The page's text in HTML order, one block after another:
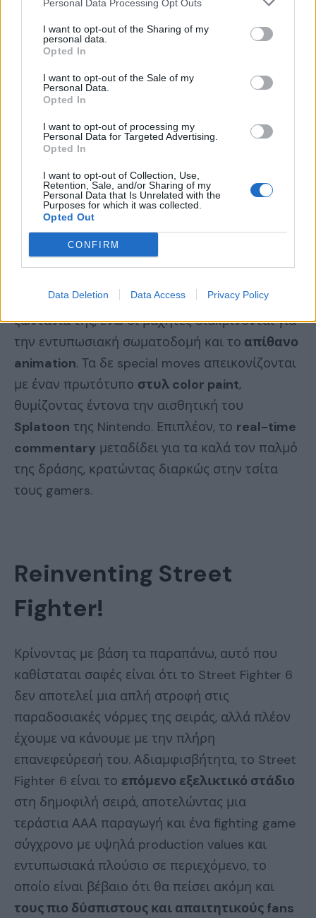
Personal Data Processing Opt Outs
I want to opt-out of the Sharing of my
personal data.
Opted In
I want to opt-out of the Sale of my
Personal Data.
Opted In
I want to opt-out of processing my
Personal Data for Targeted Advertising.
Opted In
I want to opt-out of Collection, Use,
Retention, Sale, and/or Sharing of my
Personal Data that Is Unrelated with the
Purposes for which it was collected.
Opted Out
CONFIRM
Data Deletion Data Access Privacy Policy
παλιών και πρωτοεμφανιζόμενων ή νεότερων
χαρακτήρων, αν μη τι άλλο δημιουργεί ένα
άκρως ισορροπημένο αποτέλεσμα που σε
κάνει να χειριστείς όλους τους χαρακτήρες,
καθώς κανένας από αυτούς δεν σε κάνει να
αισθάνεσαι κούραση και… βαρεμάρα.
Ολοκληρώνοντας, δεν θα μπορούσαμε να μην
εκθειάσουμε τονοπτικουακουστικό τομέα, ο
οποίος είναι πραγματικά…
χρωμάτων, με τη παλέτα να ξεχωρίζει για τη
ζωντάνια της, ενώ οι μαχητές διακρίνονται για
την εντυπωσιακή σωματοδομή και το απίθανο
animation. Τα δε special moves απεικονίζονται
με έναν πρωτότυπο στυλ color paint,
θυμίζοντας έντονα την αισθητική του
Splatoon της Nintendo. Επιπλέον, το real-time
commentary μεταδίδει για τα καλά τον παλμό
της δράσης, κρατώντας διαρκώς στην τσίτα
τους gamers.
Reinventing Street
Fighter!
Κρίνοντας με βάση τα παραπάνω, αυτό που
καθίσταται σαφές είναι ότι το Street Fighter 6
δεν αποτελεί μια απλή στροφή στις
παραδοσιακές νόρμες της σειράς, αλλά πλέον
έχουμε να κάνουμε με την πλήρη
επανεφεύρεσή του. Αδιαμφισβήτητα, το Street
Fighter 6 είναι το επόμενο εξελικτικό στάδιο
στη δημοφιλή σειρά, αποτελώντας μια
τεράστια ΑΑΑ παραγωγή και ένα fighting game
σύγχρονο με υψηλά production values και
εντυπωσιακά πλούσιο σε περιεχόμενο, το
οποίο είναι βέβαιο ότι θα πείσει ακόμη και
τους πιο δύσπιστους και απαιτητικούς fans